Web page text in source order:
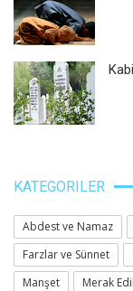
KATEGORILER
Abdest ve Namaz
Farzlar ve Sünnet
Manşet
Merak